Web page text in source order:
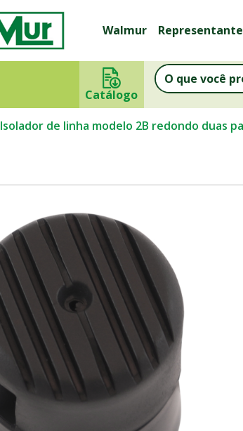
Walmur
Catálogo
Isolador de linha modelo 2B redondo duas